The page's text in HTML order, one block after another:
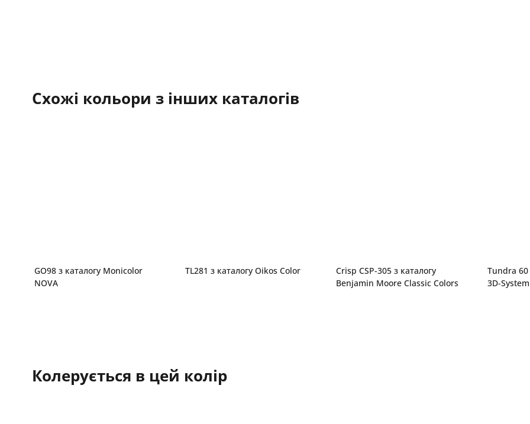
Схожі кольори з інших каталогів
GO98 з каталогу Monicolor
NOVA
TL281 з каталогу Oikos Color
Crisp CSP-305 з каталогу
Benjamin Moore Classic Colors
Tundra 60
3D-
Колерується в цей колір